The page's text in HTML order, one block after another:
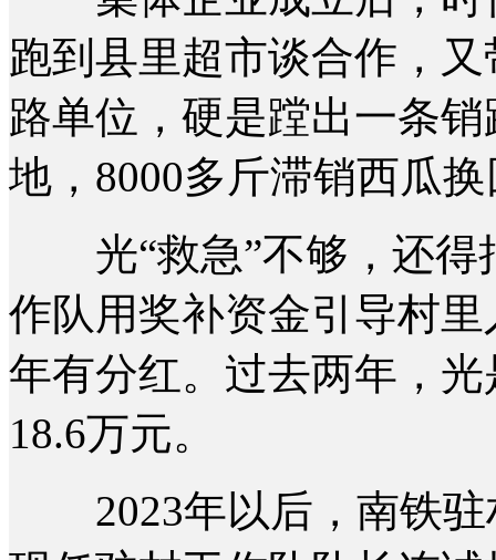
跑到县里超市谈合作，
路单位，硬是蹚出一条
地，8000多斤滞销西瓜
光“救急”不够，还得
作队用奖补资金引导村
年有分红。过去两年，
18.6万元。
2023年以后，南铁驻